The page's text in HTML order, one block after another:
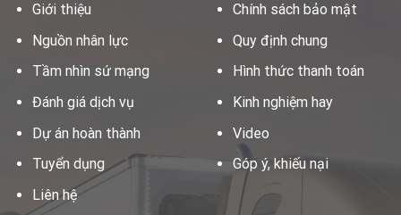
Giới thiệu
Nguồn nhân lực
Tầm nhìn sứ mạng
Đánh giá dịch vụ
Dự án hoàn thành
Tuyển dụng
Liên hệ
Chính sách bảo mật
Quy định chung
Hình thức thanh toán
Kinh nghiệm hay
Video
Góp ý, khiếu nại